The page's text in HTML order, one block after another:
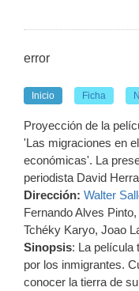
error
Inicio Ficha
Proyección de la
'Las migraciones en
económicas'. La
periodista David
Dirección: Walter
Fernando Alves
Tchéky Karyo, Joao
Sinopsis: La película
por los inmigrantes.
conocer la tierra de